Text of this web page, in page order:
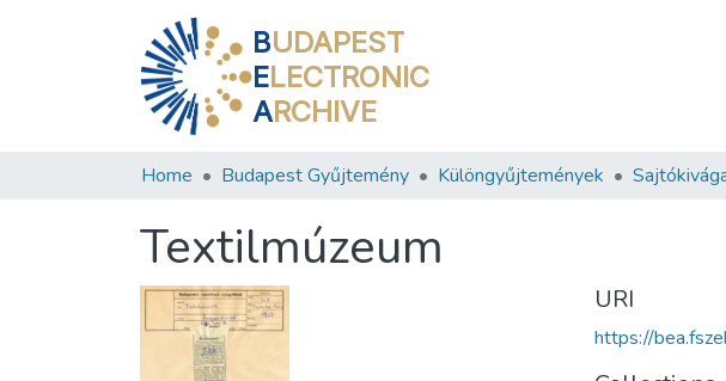
BUDAPEST
ELECTRONIC
ARCHIVE
Home Budapest Gyűjtemény Különgyűjtemények
Textilmúzeum
URI
https://